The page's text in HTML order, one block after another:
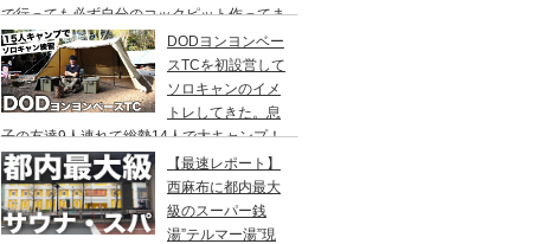
で行っても必ず自分のコックピット作ってま
す♪
DODヨンヨンベー
スTCを初設営して
ソロキャンのイメ
トレしてきた。息
子の友達9人連れて総勢14人で大キャンプ！
めちゃくちゃ疲れたぞ。
【最速レポート】
西麻布に都内最大
級のスーパー銭
湯”テルマー湯”現